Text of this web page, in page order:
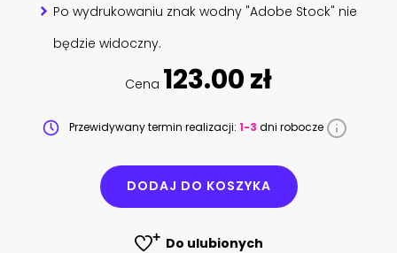
Po wydrukowaniu znak wodny "Adobe Stock" nie
będzie widoczny.
Cena 123.00 zł
Przewidywany termin realizacji: 1-3 dni robocze
DODAJ DO KOSZYKA
Do ulubionych